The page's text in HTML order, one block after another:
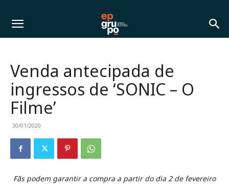
Venda antecipada de
ingressos de ‘SONIC – O
Filme’
30/01/2020
Fãs podem garantir a compra a partir do dia 2 de fevereiro